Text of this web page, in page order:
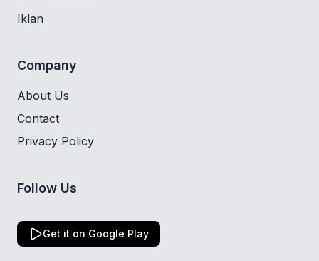
Iklan
Company
About Us
Contact
Privacy Policy
Follow Us
Get it on Google Play